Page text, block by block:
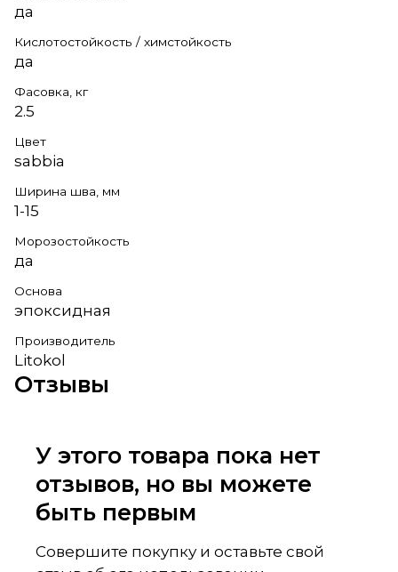
да
Кислотостойкость / химстойкость
да
Фасовка, кг
2.5
Цвет
sabbia
Ширина шва, мм
1-15
Морозостойкость
да
Основа
эпоксидная
Производитель
Litokol
Отзывы
У этого товара пока нет
отзывов, но вы можете
быть первым
Совершите покупку и оставьте свой